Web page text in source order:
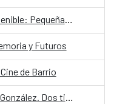
Stop Motion #PorUnPlanetaSostenible: Pequeñas acciones, grandes cambios ¡Únete al reto!
y Futuros
de Barrio
Inauguración de la muestra “Julio González. Dos tiempos e infinitas reproducciones”